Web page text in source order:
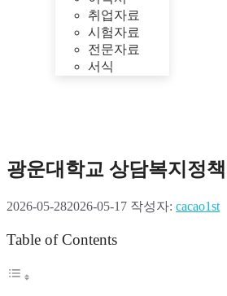
취업자료
시험자료
전문자료
서식
광운대학교 상담복지정
2026-05-282026-05-17 작성자: cacao1st
Table of Contents